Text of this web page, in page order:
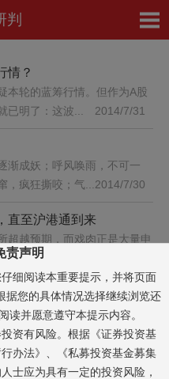
判
情？
本轮的蓝筹行情。但作为A股
已明了：这波...
2014/7/31
渐成妖；呼风唤雨，不可一
疯狂撕咬；气... 2014/7/30
直至沪港通到来
超越预期，而戏肉正是大量申
注笔者的朋友...
下，蓝筹是否能继续走好。
那今天就是揭...
2014/7/24
责声明
细阅读本重要提示，并将页面
据您的具体情况选择继续浏览还
读并愿意遵守本提示内容。
资有风险。根据《证券投资基
办法》、《私募投资基金募集
士应为具有一定的投资风险，